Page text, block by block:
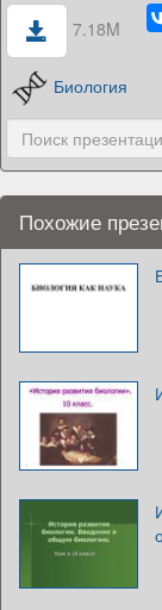
7.18M
Биология
Похожие